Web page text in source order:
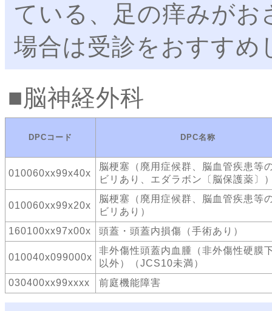
ている、足の痒みが
場合は受診をおすすめ
脳神経外科
DPCコード DPC名称
010060xx99x40x
脳梗塞（廃用症候群、脳血管疾患等
ビリあり、エダラボン〔脳保護薬〕
010060xx99x20x
脳梗塞（廃用症候群、脳血管疾患等
ビリあり）
160100xx97x00x
頭蓋・頭蓋内損傷（手術あり）
010040x099000x
非外傷性頭蓋内血腫（非外傷性硬膜
以外）（JCS10未満）
030400xx99xxxx
前庭機能障害